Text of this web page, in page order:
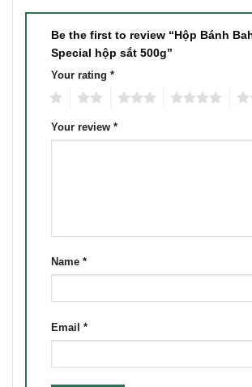
Be the first to review “Hộp Bánh
Special hộp sắt 500g”
Your rating *
Your review *
Name *
Email *